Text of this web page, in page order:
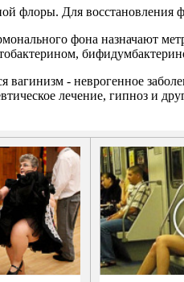
флоры. Для
фона назначают
- неврогенное
лечение, гипноз и